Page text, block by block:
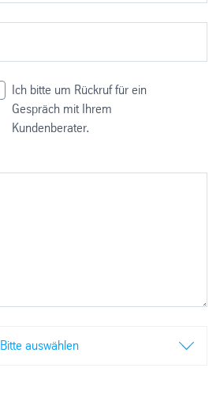
Ich bitte um Rückruf für ein
Gespräch mit Ihrem
Kundenberater.
Bitte auswählen